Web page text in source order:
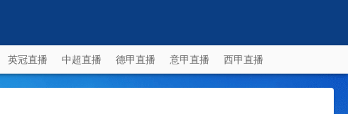
英冠直播 中超直播 德甲直播 意甲直播 西甲直播